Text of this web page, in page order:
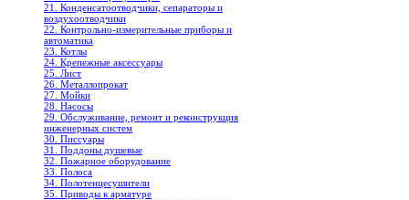
21. Конденсатоотводчики, сепараторы и
воздухоотводчики
22. Контрольно-измерительные приборы и
автоматика
23. Котлы
24. Крепежные аксессуары
25. Лист
26. Металлопрокат
27. Мойки
28. Насосы
29. Обслуживание, ремонт и реконструкция
инженерных систем
30. Писсуары
31. Поддоны душевые
32. Пожарное оборудование
33. Полоса
34. Полотенцесушители
35. Приводы к арматуре